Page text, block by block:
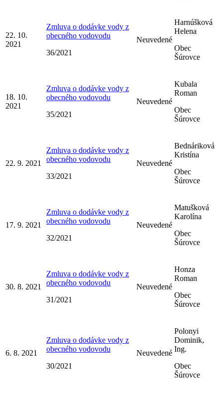
22. 10.
2021
Zmluva o dodávke vody z
obecného vodovodu
36/2021
Neuvedené
Harnúšková
Helena
Obec
Šúrovce
18. 10.
2021
Zmluva o dodávke vody z
obecného vodovodu
35/2021
Neuvedené
Kubala
Roman
Obec
Šúrovce
22. 9. 2021
Zmluva o dodávke vody z
obecného vodovodu
33/2021
Neuvedené
Bednáriková
Kristína
Obec
Šúrovce
17. 9. 2021
Zmluva o dodávke vody z
obecného vodovodu
32/2021
Neuvedené
Matušková
Karolína
Obec
Šúrovce
30. 8. 2021
Zmluva o dodávke vody z
obecného vodovodu
31/2021
Neuvedené
Honza
Roman
Obec
Šúrovce
6. 8. 2021
Zmluva o dodávke vody z
obecného vodovodu
30/2021
Neuvedené
Polonyi
Dominik,
Ing.
Obec
Šúrovce